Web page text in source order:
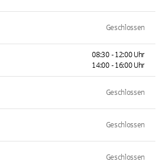
Geschlossen
08:30 - 12:00 Uhr
14:00 - 16:00 Uhr
Geschlossen
Geschlossen
Geschlossen